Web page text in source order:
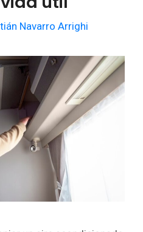
Navarro Arrighi